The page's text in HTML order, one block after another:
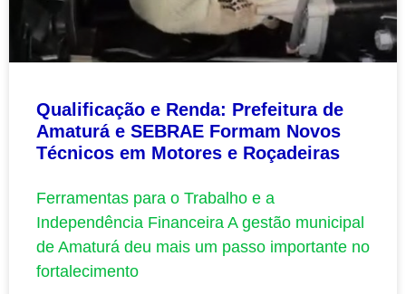
Qualificação e Renda: Prefeitura de
Amaturá e SEBRAE Formam Novos
Técnicos em Motores e Roçadeiras
Ferramentas para o Trabalho e a
Independência Financeira A gestão municipal
de Amaturá deu mais um passo importante no
fortalecimento